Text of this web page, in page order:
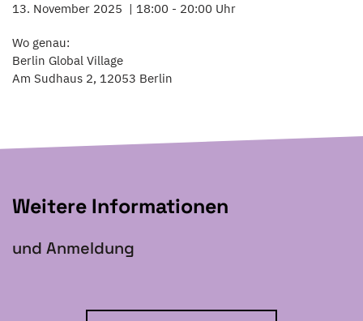
13. November 2025 18:00 - 20:00 Uhr
Wo genau:
Berlin Global Village
Am Sudhaus 2, 12053 Berlin
Weitere Informationen
und Anmeldung